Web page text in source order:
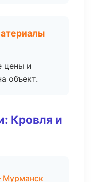
цены и
объект.
Кровля и
Мурманск